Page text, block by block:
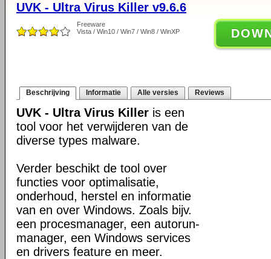
UVK - Ultra Virus Killer v9.6.6
Freeware
Vista / Win10 / Win7 / Win8 / WinXP
Beschrijving Informatie Alle versies Reviews
UVK - Ultra Virus Killer is een
tool voor het verwijderen van de
diverse types malware.
Verder beschikt de tool over
functies voor optimalisatie,
onderhoud, herstel en informatie
van en over Windows. Zoals bijv.
een procesmanager, een autorun-
manager, een Windows services
en drivers feature en meer.